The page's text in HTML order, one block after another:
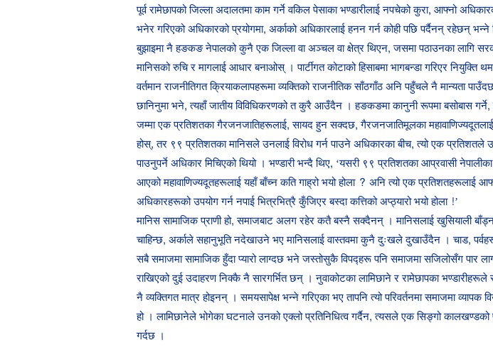
पूर्व रामेछापको जिल्ला अदालतमा काम गर्ने वकिल पेसाका भण्डारीलाई नपचेको कुरा, आफ्नो
भनेर गरिएको अधिकारको प्रयोगमा, अर्काको अधिकारलाई हनन गर्न कोही पछि पर्दैनन् रहेछन्
बुझाइमा नै हङकङ नेपालको कुनै एक जिल्ला वा अञ्चल वा क्षेत्र थिएन, जसमा पठाउनका लागि
मानिसको रुचि र मागलाई आधार बनाओस् । पार्टीगत कोटाको हिसाबमा भागबन्डा गरिएर नियुक्ति
वर्तमान राजनीतिगत क्रियाकलापहरूमा व्यक्तिको राजनीतिक साँठगाँठ अनि पहुँचले नै मान्यता
छानिनुमा भने, त्यहाँ जातीय विविधिकरणको त कुरै आउँदैन । हङकङमा कानुनी रूपमा बसोबास गर्ने,
जम्मा एक प्रतिशतका गैरजनजातिहरूलाई, सायद हुन सक्दछ, गैरजनजातिमूलका महावाणिज्यदूतलाई
होस्, तर ९९ प्रतिशतका मानिसले उनलाई विरोध गर्न पाउने अधिकारका बीच, त्यो एक प्रतिशतले
पाउनुपर्ने अधिकार मिचिएको थियो । भण्डारी भन्दै थिए, ‘यसरी ९९ प्रतिशतका आप्रवासी
आएको महावाणिज्यदूतहरूलाई यहाँ बाँच्न कति गाह्रो भयो होला ? अनि त्यो एक प्रतिशतहरूलाई
अधिकारहरूको उपयोग गर्न नपाई भित्रभित्रै कुँजिएर बस्दा कत्तिको अप्ठ्यारो भयो होला !’
मानिस सामाजिक प्राणी हो, समाजबाट अलग रहेर कतै बस्नै सक्दैनन् । मानिसलाई खुसियाली
चाहिन्छ, अर्काले सहानुभूति नदेखाउने भए मानिसलाई वास्तवमा कुनै दुःखले दुखाउँदैन । चाड,
सबै समाजमा सामाजिक हुँदा प्यारो लाग्दछ भने जस्तोसुकै विपद्हरू पनि समाजमा सजिलोसँग पार
राखिएको दुई उदाहरण निक्कै नै सारगर्भित छन् । नुवाकोटका लामिछाने र रामेछापका भण्डारीहरूले
नै व्यक्तिगत मात्र होइनन् । समयसापेक्ष भन्ने गरिएका भए तापनि त्यो परिवर्तनमा समाजमा व्यापक
हो । लामिछानेले भोगेका घटनाले उनको एक्लो प्रतिनिधित्व गर्दैन, त्यसले एक सिङ्गो कालखण्डको
गर्दछ ।